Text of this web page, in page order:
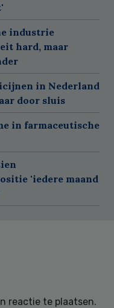
industrie
hard, maar
in Nederland
door sluis
in farmaceutische
'iedere maand
reactie te plaatsen.